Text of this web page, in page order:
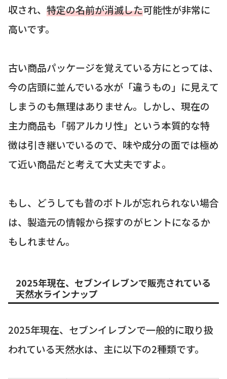
収され、 特定の名前が消滅した可能性が非常に
高いです。
古い商品パッケージを覚えている方にとっては、
今の店頭に並んでいる水が「違うもの」に見えて
しまうのも無理はありません。しかし、現在の
主力商品も「弱アルカリ性」という本質的な特
徴は引き継いでいるので、味や成分の面では極め
て近い商品だと考えて大丈夫ですよ。
もし、どうしても昔のボトルが忘れられない場合
は、製造元の情報から探すのがヒントになるか
もしれません。
2025年現在、セブンイレブンで販売されている
天然水ラインナップ
2025年現在、セブンイレブンで一般的に取り扱
われている天然水は、主に以下の2種類です。